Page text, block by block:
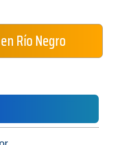
Río Negro